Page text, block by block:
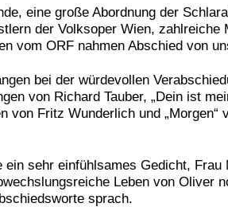
eine große Abordnung der
der Volksoper Wien,
vom ORF nahmen Abschied von
bei der würdevollen
von Richard Tauber, „Dein ist
von Fritz Wunderlich und
ein sehr einfühlsames Gedicht,
Leben von Oliver
sprach.